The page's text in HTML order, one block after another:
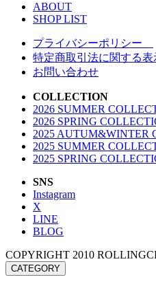
ABOUT
SHOP LIST
プライバシーポリシー
特定商取引法に関する表
お問い合わせ
COLLECTION
2026 SUMMER
2026 SPRING
2025 AUTUM&WINTER
2025 SUMMER
2025 SPRING
SNS
Instagram
X
LINE
BLOG
COPYRIGHT 2010
CATEGORY